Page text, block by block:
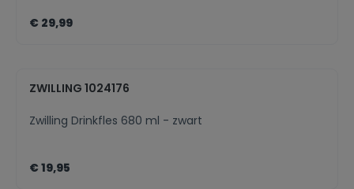
€ 29,99
ZWILLING 1024176
Zwilling Drinkfles 680 ml - zwart
€ 19,95